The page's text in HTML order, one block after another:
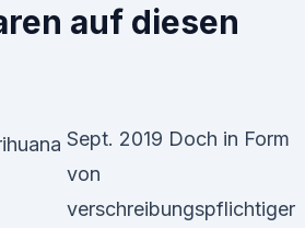
auf diesen
Sept. 2019 Doch in Form
von
verschreibungspflichtiger